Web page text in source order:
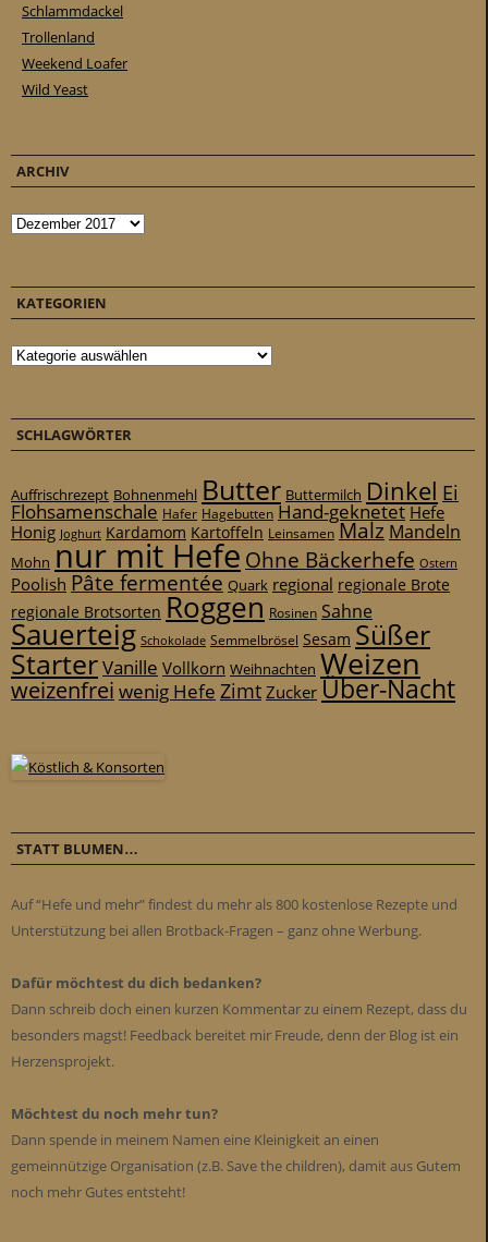
Schlammdackel
Trollenland
Weekend Loafer
Wild Yeast
ARCHIV
Archiv
KATEGORIEN
Kategorien
SCHLAGWÖRTER
Auffrischrezept Bohnenmehl Butter Buttermilch Dinkel Ei
Flohsamenschale Hafer Hagebutten Hand-geknetet Hefe
Honig Joghurt Kardamom Kartoffeln Leinsamen Malz Mandeln
Mohn nur mit Hefe Ohne Bäckerhefe Ostern
Poolish Pâte fermentée Quark regional regionale Brote
regionale Brotsorten Roggen Rosinen Sahne
Sauerteig Schokolade Semmelbrösel Sesam Süßer
StarterVanille Vollkorn Weihnachten Weizen
weizenfrei wenig Hefe ZimtZuckerÜber-Nacht
STATT BLUMEN…
Auf “Hefe und mehr” findest du mehr als 800 kostenlose Rezepte und
Unterstützung bei allen Brotback-Fragen – ganz ohne Werbung.
Dafür möchtest du dich bedanken?
Dann schreib doch einen kurzen Kommentar zu einem Rezept, dass du
besonders magst! Feedback bereitet mir Freude, denn der Blog ist ein
Herzensprojekt.
Möchtest du noch mehr tun?
Dann spende in meinem Namen eine Kleinigkeit an einen
gemeinnützige Organisation (z.B. Save the children), damit aus Gutem
noch mehr Gutes entsteht!